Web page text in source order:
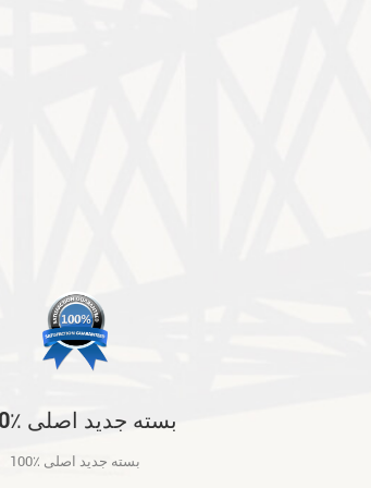
100٪ بسته جدید اصلی
100٪ بسته جدید اصلی